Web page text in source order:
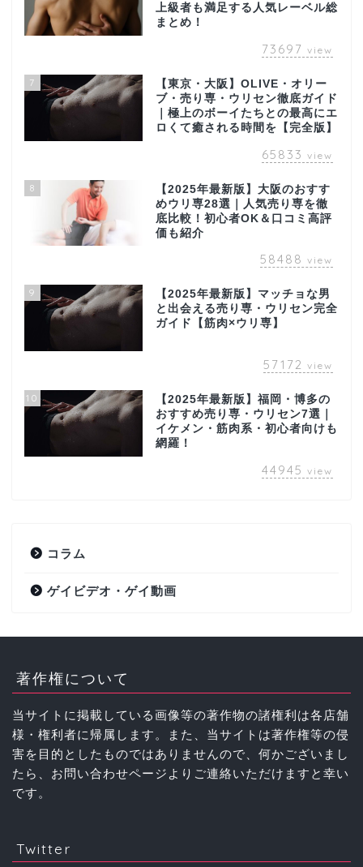
上級者も満足する人気レーベル総
まとめ！
73697 view
7
【東京・大阪】OLIVE・オリー
ブ・売り専・ウリセン徹底ガイド
｜極上のボーイたちとの最高にエ
ロくて癒される時間を【完全版】
65833 view
8
【2025年最新版】大阪のおすす
めウリ専28選｜人気売り専を徹
底比較！初心者OK＆口コミ高評
価も紹介
58488 view
9
【2025年最新版】マッチョな男
と出会える売り専・ウリセン完全
ガイド【筋肉×ウリ専】
57172 view
10
【2025年最新版】福岡・博多の
おすすめ売り専・ウリセン7選｜
イケメン・筋肉系・初心者向けも
網羅！
44945 view
コラム
ゲイビデオ・ゲイ動画
著作権について
当サイトに掲載している画像等の著作物の諸権利は各店舗
様・権利者に帰属します。また、当サイトは著作権等の侵
害を目的としたものではありませんので、何かございまし
たら、お問い合わせページよりご連絡いただけますと幸い
です。
Twitter